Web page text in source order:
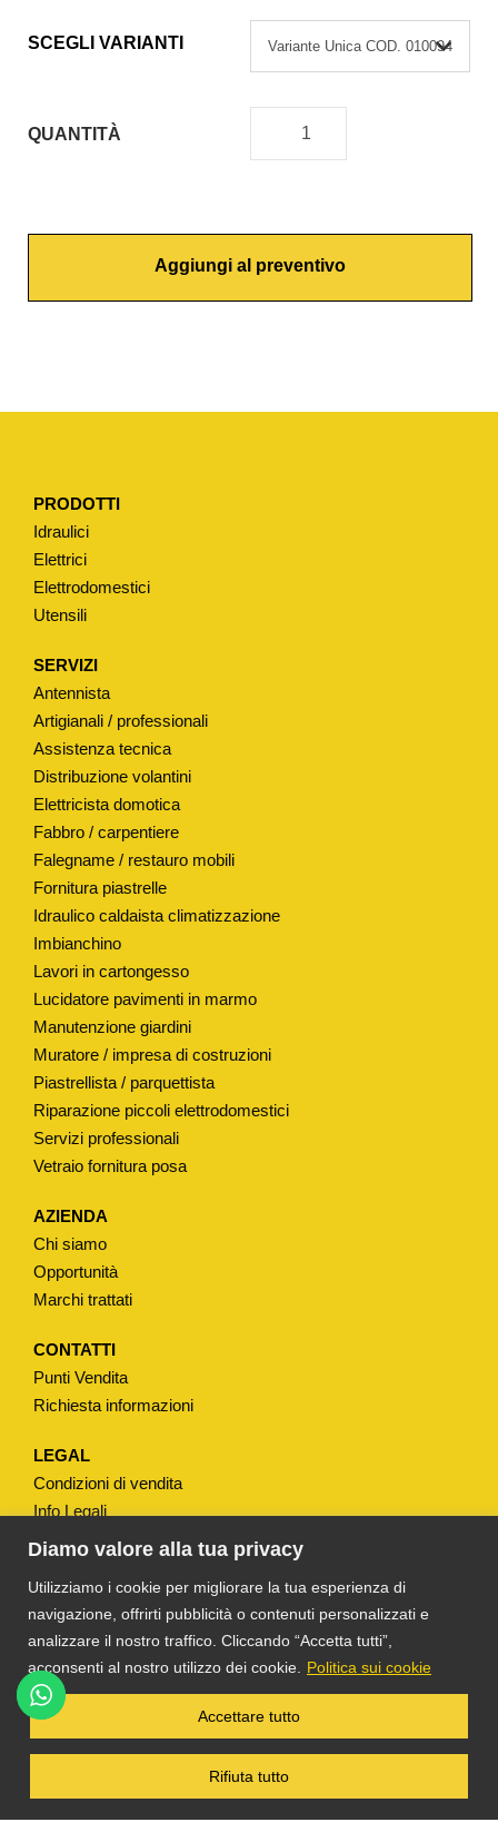
Diamo valore alla tua privacy
Utilizziamo i cookie per migliorare la tua esperienza di
navigazione, offrirti pubblicità o contenuti personalizzati e
analizzare il nostro traffico. Cliccando “Accetta tutti”,
acconsenti al nostro utilizzo dei cookie.
Politica sui cookie
Rifiuta tutto
Accettare tutto
SCEGLI VARIANTI
QUANTITÀ
C
T
C
P
M
X
T
P
O
C
R
S
T
Ø
4
3
M
M
q
à
Aggiungi al preventivo
PRODOTTI
Idraulici
Elettrici
Elettrodomestici
Utensili
SERVIZI
Antennista
Artigianali / professionali
Assistenza tecnica
Distribuzione volantini
Elettricista domotica
Fabbro / carpentiere
Falegname / restauro mobili
Fornitura piastrelle
Idraulico caldaista climatizzazione
Imbianchino
Lavori in cartongesso
Lucidatore pavimenti in marmo
Manutenzione giardini
Muratore / impresa di costruzioni
Piastrellista / parquettista
Riparazione piccoli elettrodomestici
Servizi professionali
Vetraio fornitura posa
AZIENDA
Chi siamo
Opportunità
Marchi trattati
CONTATTI
Punti Vendita
Richiesta informazioni
LEGAL
Condizioni di vendita
Info Legali
Note Legali
TS DACOM
S.R.L. UNIPERSONALE P. IVA
03055900231 © COPYRIGHT 2025 TUTTI I